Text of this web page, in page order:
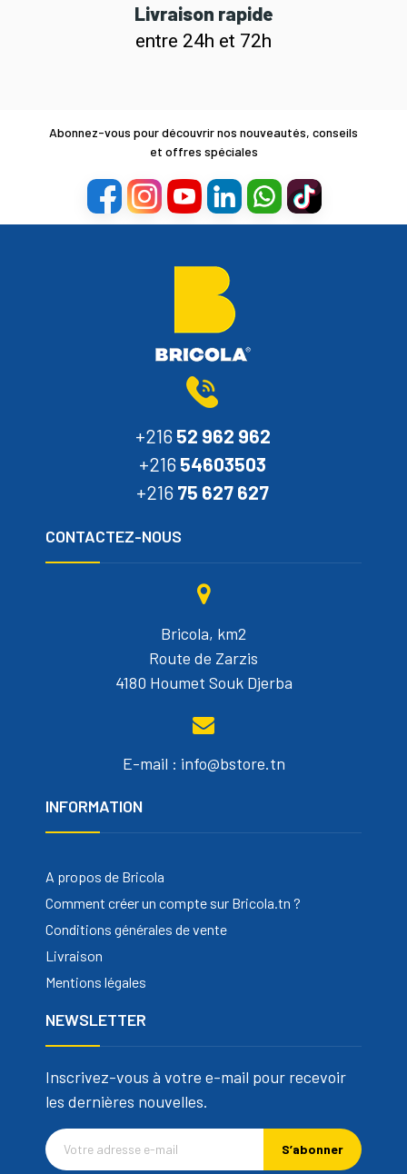
Livraison rapide
entre 24h et 72h
Abonnez-vous pour découvrir nos nouveautés, conseils
et offres spéciales
+216 52 962 962
+216 54603503
+216 75 627 627
CONTACTEZ-NOUS
Bricola, km2
Route de Zarzis
4180 Houmet Souk Djerba
E-mail : info@bstore.tn
INFORMATION
A propos de Bricola
Comment créer un compte sur Bricola.tn ?
Conditions générales de vente
Livraison
Mentions légales
NEWSLETTER
Inscrivez-vous à votre e-mail pour recevoir
les dernières nouvelles.
S’abonner